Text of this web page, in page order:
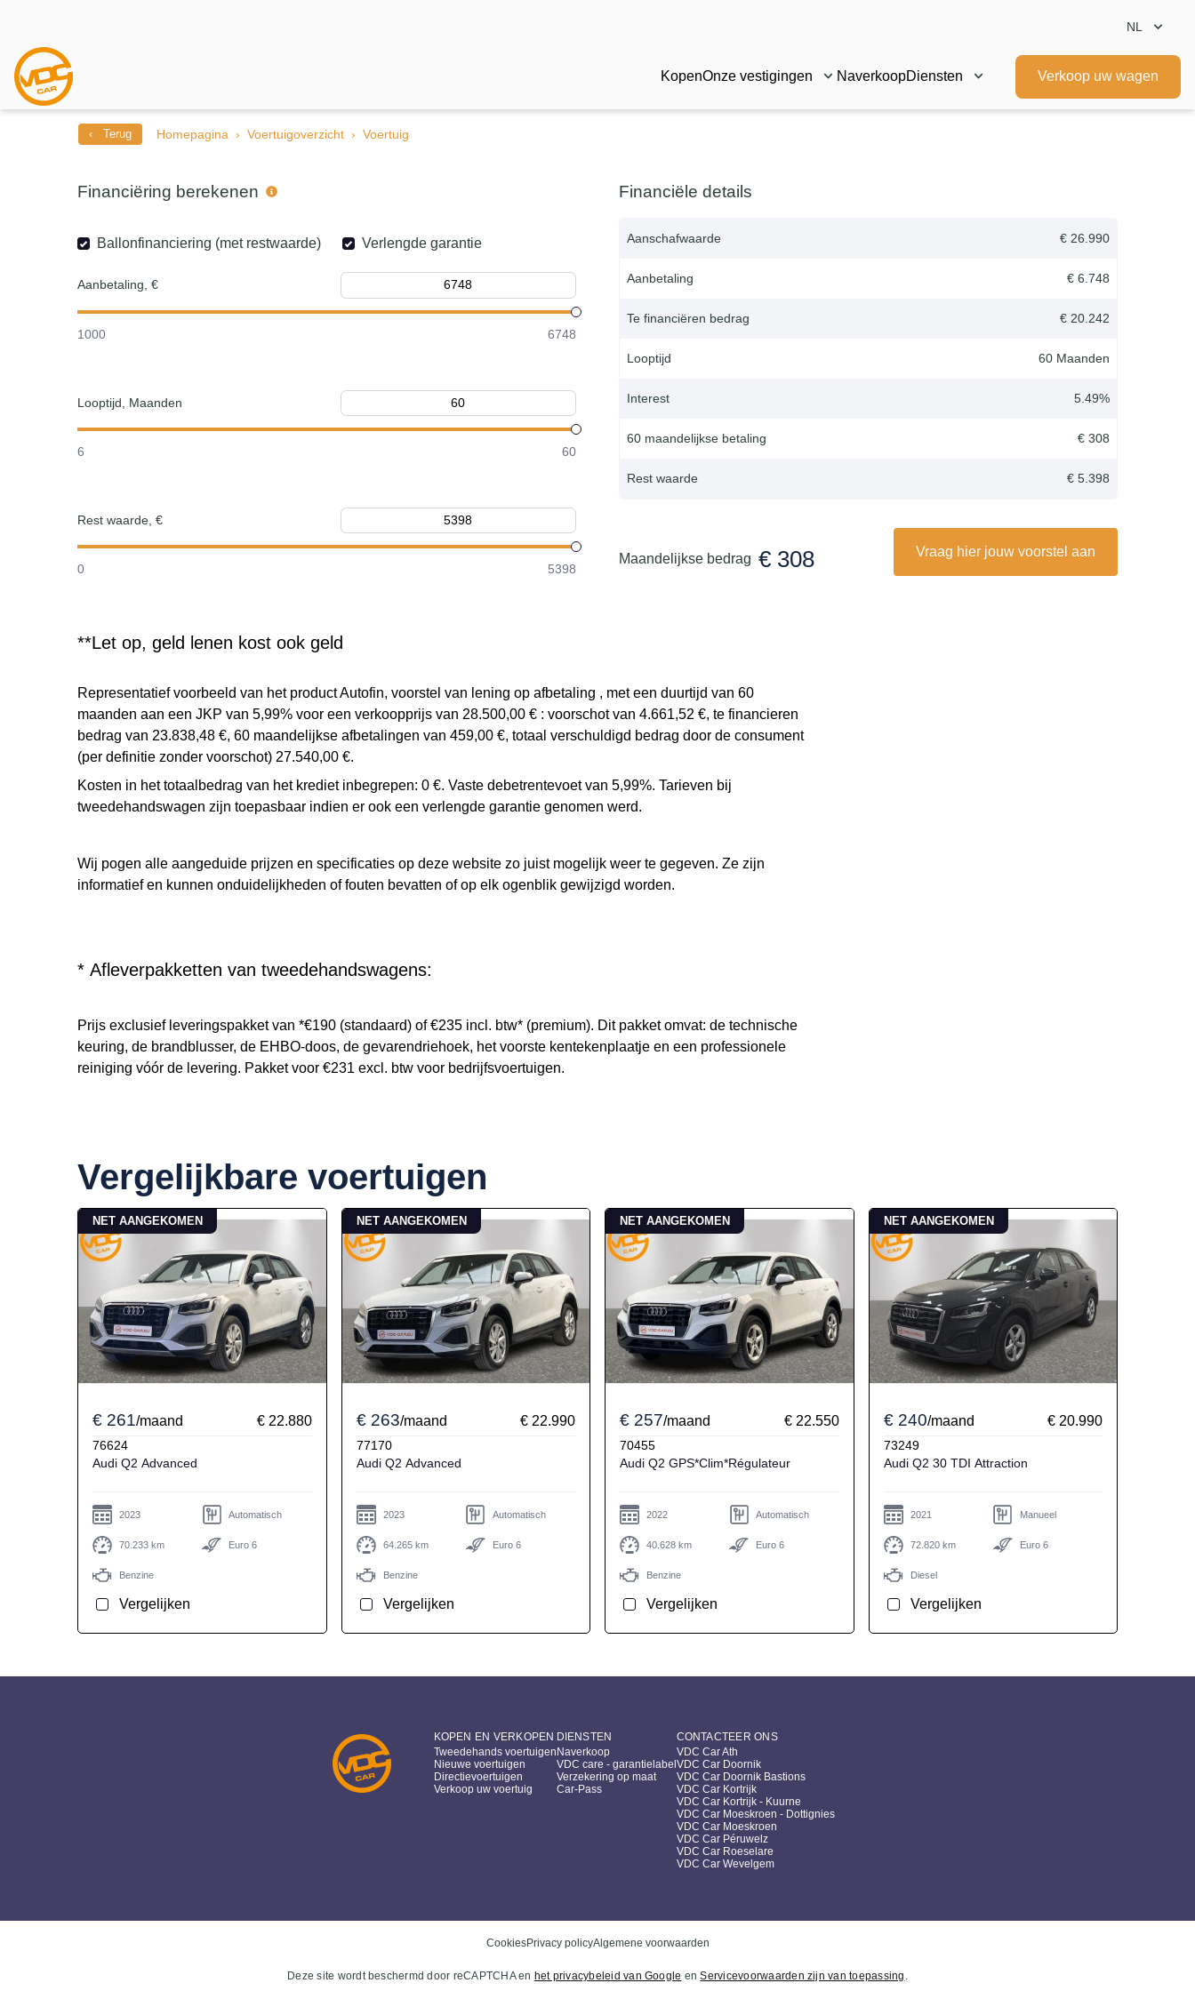
NL
KopenOnze vestigingen NaverkoopDiensten Verkoop uw wagen
‹ Terug Homepagina Voertuigoverzicht Voertuig
Financiëring berekenen
Ballonfinanciering (met restwaarde) Verlengde garantie
Aanbetaling, €
1000 6748
Looptijd, Maanden
6 60
Rest waarde, €
0 5398
Financiële details
Aanschafwaarde € 26.990
Aanbetaling € 6.748
Te financiëren bedrag € 20.242
Looptijd 60 Maanden
Interest 5.49%
60 maandelijkse betaling € 308
Rest waarde € 5.398
Maandelijkse bedrag € 308 Vraag hier jouw voorstel aan
**Let op, geld lenen kost ook geld
Representatief voorbeeld van het product Autofin, voorstel van lening op afbetaling , met een duurtijd van 60
maanden aan een JKP van 5,99% voor een verkoopprijs van 28.500,00 € : voorschot van 4.661,52 €, te financieren
bedrag van 23.838,48 €, 60 maandelijkse afbetalingen van 459,00 €, totaal verschuldigd bedrag door de consument
(per definitie zonder voorschot) 27.540,00 €.
Kosten in het totaalbedrag van het krediet inbegrepen: 0 €. Vaste debetrentevoet van 5,99%. Tarieven bij
tweedehandswagen zijn toepasbaar indien er ook een verlengde garantie genomen werd.
Wij pogen alle aangeduide prijzen en specificaties op deze website zo juist mogelijk weer te gegeven. Ze zijn
informatief en kunnen onduidelijkheden of fouten bevatten of op elk ogenblik gewijzigd worden.
* Afleverpakketten van tweedehandswagens:
Prijs exclusief leveringspakket van *€190 (standaard) of €235 incl. btw* (premium). Dit pakket omvat: de technische
keuring, de brandblusser, de EHBO-doos, de gevarendriehoek, het voorste kentekenplaatje en een professionele
reiniging vóór de levering. Pakket voor €231 excl. btw voor bedrijfsvoertuigen.
Vergelijkbare voertuigen
NET AANGEKOMEN
€ 261/maand € 22.880
76624
Audi Q2 Advanced
2023 Automatisch
70.233 km Euro 6
Benzine
Vergelijken
NET AANGEKOMEN
€ 263/maand € 22.990
77170
Audi Q2 Advanced
2023 Automatisch
64.265 km Euro 6
Benzine
Vergelijken
NET AANGEKOMEN
€ 257/maand € 22.550
70455
Audi Q2 GPS*Clim*Régulateur
2022 Automatisch
40.628 km Euro 6
Benzine
Vergelijken
NET AANGEKOMEN
€ 240/maand € 20.990
73249
Audi Q2 30 TDI Attraction
2021 Manueel
72.820 km Euro 6
Diesel
Vergelijken
KOPEN EN VERKOPEN
Tweedehands voertuigen
Nieuwe voertuigen
Directievoertuigen
Verkoop uw voertuig
DIENSTEN
Naverkoop
VDC care - garantielabel
Verzekering op maat
Car-Pass
CONTACTEER ONS
VDC Car Ath
VDC Car Doornik
VDC Car Doornik Bastions
VDC Car Kortrijk
VDC Car Kortrijk - Kuurne
VDC Car Moeskroen - Dottignies
VDC Car Moeskroen
VDC Car Péruwelz
VDC Car Roeselare
VDC Car Wevelgem
CookiesPrivacy policyAlgemene voorwaarden
Deze site wordt beschermd door reCAPTCHA en het privacybeleid van Google enServicevoorwaarden zijn van toepassing .